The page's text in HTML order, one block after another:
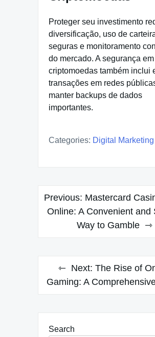
Proteger seu investimento
diversificação, uso de
seguras e monitoramento
do mercado. A segurança em
criptomoedas também inclui
transações em redes
manter backups de dados
importantes.
Categories: Digital Marketing
Post
navigation
Previous: Mastercard
Online: A Convenient and
Way to Gamble
Next: The Rise of
Gaming: A
Search